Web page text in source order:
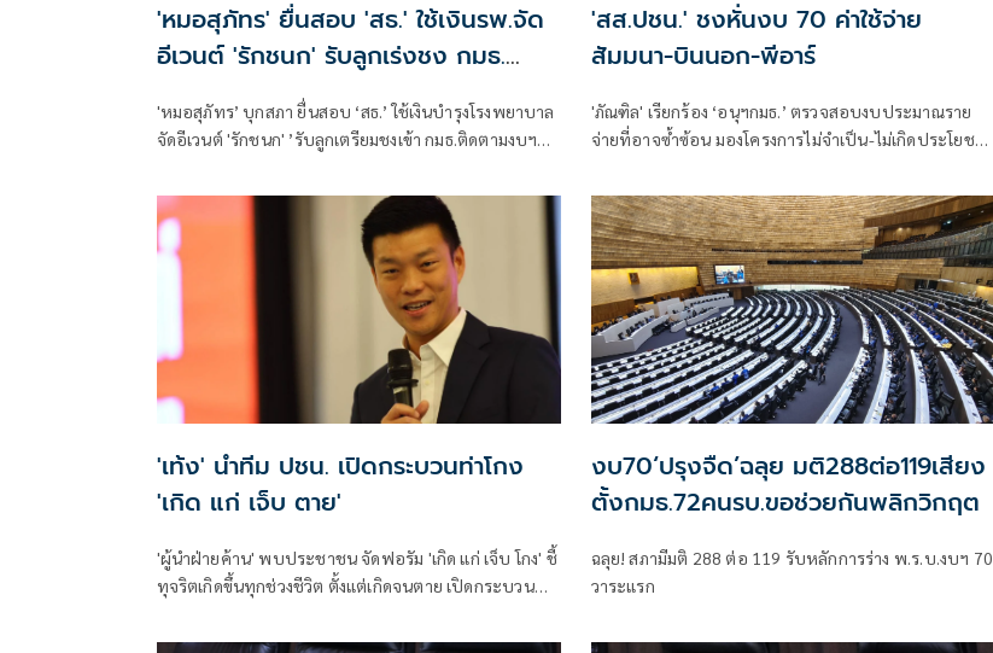
'หมอสุภัทร' ยื่นสอบ 'สธ.' ใช้เงินรพ.จัด
อีเวนต์ 'รักชนก' รับลูกเร่งชง กมธ.
'หมอสุภัทร’ บุกสภา ยื่นสอบ ‘สธ.’ ใช้เงินบำรุงโรงพยาบาล
จัดอีเวนต์ 'รักชนก' ’รับลูกเตรียมชงเข้า กมธ.ติดตามงบฯ
'สส.ปชน.' ชงหั่นงบ 70 ค่าใช้จ่าย
สัมมนา-บินนอก-พีอาร์
'ภัณฑิล' เรียกร้อง ‘อนุฯกมธ.’ ตรวจสอบงบประมาณราย
จ่ายที่อาจซ้ำซ้อน มองโครงการไม่จำเป็น-ไม่เกิดประโยชน์
ประชาชน
'เท้ง' นำทีม ปชน. เปิดกระบวนท่าโกง
'เกิด แก่ เจ็บ ตาย'
'ผู้นำฝ่ายค้าน' พบประชาชน จัดฟอรัม 'เกิด แก่ เจ็บ โกง' ชี้
ทุจริตเกิดขึ้นทุกช่วงชีวิต ตั้งแต่เกิดจนตาย เปิดกระบวนท่า
งบ70‘ปรุงจืด’ฉลุย มติ288ต่อ119เสียง
ตั้งกมธ.72คนรบ.ขอช่วยกันพลิกวิกฤต
ฉลุย! สภามีมติ 288 ต่อ 119 รับหลักการร่าง พ.ร.บ.งบฯ 70
วาระแรก